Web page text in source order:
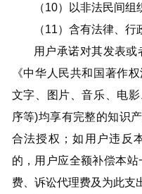
（10）以非法民间组
（11）含有法律、行
用户承诺对其发表
《中华人民共和国著作
文字、图片、音乐、电
序等)均享有完整的知识
合法授权；如用户违反
的，用户应全额补偿本
费、诉讼代理费及为此支